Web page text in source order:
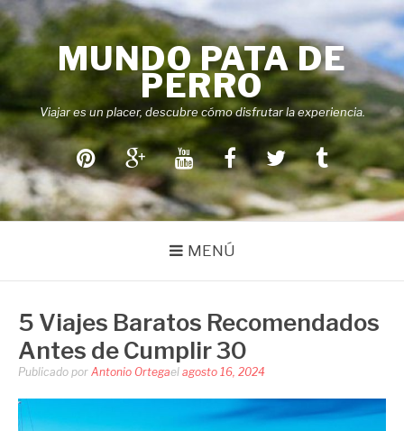
Saltar
al
contenidoMUNDO PATA DE
PERRO
Viajar es un placer, descubre cómo disfrutar la experiencia.
PinterestGoogle+YoutubeFacebookTwitterTumblr
MENÚ
5 Viajes Baratos Recomendados
Antes de Cumplir 30
Publicado por Antonio Ortegael agosto 16, 2024